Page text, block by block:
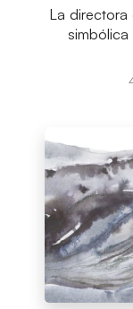
La directora